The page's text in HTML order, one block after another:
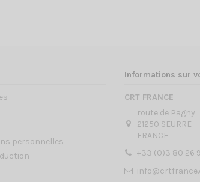
personnelles
Informations sur
CRT FRANCE
route de Pagny
21250 SEURRE
FRANCE
+33 (0)3 80 26